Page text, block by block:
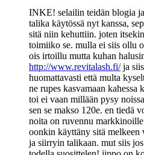
INKE! selailin teidän blogia
talika käytössä nyt kanssa,
sitä niin kehuttiin. joten
toimiiko se. mulla ei siis ollu
ois irtoillu mutta kuhan
http://www.revitalash.fi/ja
huomattavasti että multa
ne rupes kasvamaan kahessa
toi ei vaan millään pysy
sen se makso 120e. en tiedä
noita on ruvennu
oonkin käyttäny sitä melkeen
ja siirryin talikaan. mut siis